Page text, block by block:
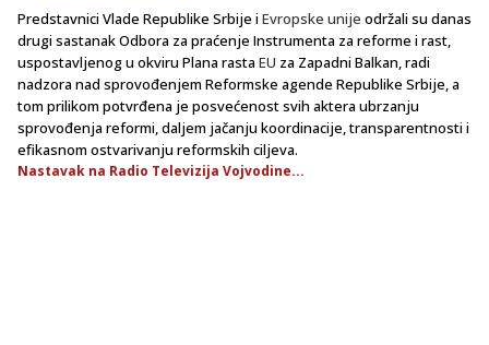
Predstavnici Vlade Republike Srbije i Evropske unije održali su danas
drugi sastanak Odbora za praćenje Instrumenta za reforme i rast,
uspostavljenog u okviru Plana rasta EU za Zapadni Balkan, radi
nadzora nad sprovođenjem Reformske agende Republike Srbije, a
tom prilikom potvrđena je posvećenost svih aktera ubrzanju
sprovođenja reformi, daljem jačanju koordinacije, transparentnosti i
efikasnom ostvarivanju reformskih ciljeva.
Nastavak na Radio Televizija Vojvodine...